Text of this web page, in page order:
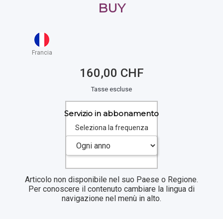
BUY
Francia
160,00 CHF
Tasse escluse
Servizio in abbonamento
Seleziona la frequenza
Articolo non disponibile nel suo Paese o Regione.
Per conoscere il contenuto cambiare la lingua di
navigazione nel menù in alto.